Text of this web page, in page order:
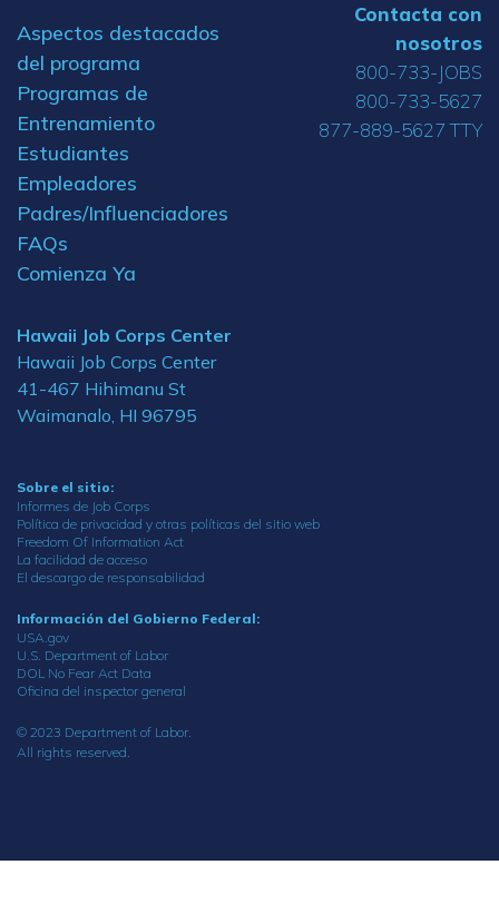
Aspectos destacados
del programa
Programas de
Entrenamiento
Estudiantes
Empleadores
Padres/Influenciadores
FAQs
Comienza Ya
Hawaii Job Corps Center
Hawaii Job Corps Center
41-467 Hihimanu St
Waimanalo, HI 96795
Contacta con
nosotros
800-733-JOBS
800-733-5627
877-889-5627 TTY
Sobre el sitio:
Informes de Job Corps
Política de privacidad y otras políticas del sitio web
Freedom Of Information Act
La facilidad de acceso
El descargo de responsabilidad
Información del Gobierno Federal:
USA.gov
U.S. Department of Labor
DOL No Fear Act Data
Oficina del inspector general
© 2023 Department of Labor.
All rights reserved.